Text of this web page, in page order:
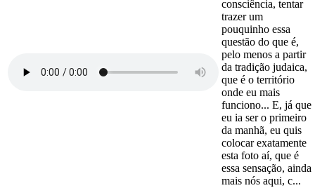
consciência, tentar
trazer um
pouquinho essa
questão do que é,
pelo menos a partir
da tradição judaica,
que é o território
onde eu mais
funciono... E, já que
eu ia ser o primeiro
da manhã, eu quis
colocar exatamente
esta foto aí, que é
essa sensação, ainda
mais nós aqui, c...